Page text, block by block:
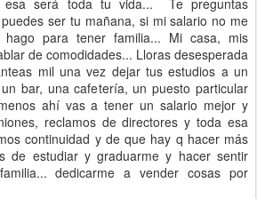
esa será toda tu vida... Te preguntas
ser tu mañana, si mi salario no me
para tener familia... Mi casa, mis
de comodidades... Lloras desesperada
mil una vez dejar tus estudios a un
bar, una cafetería, un puesto particular
ahí vas a tener un salario mejor y
reclamos de directores y toda esa
continuidad y de que hay q hacer más
de estudiar y graduarme y hacer sentir
dedicarme a vender cosas por